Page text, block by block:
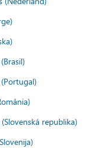
republika)